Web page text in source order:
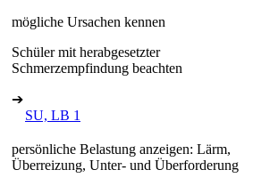
mögliche Ursachen kennen
Schüler mit herabgesetzter
Schmerzempfindung beachten
➔
SU, LB 1
persönliche Belastung anzeigen: Lärm,
Überreizung, Unter- und Überforderung